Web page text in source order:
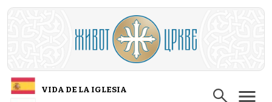
Skip to main content
VIDA DE LA IGLESIA